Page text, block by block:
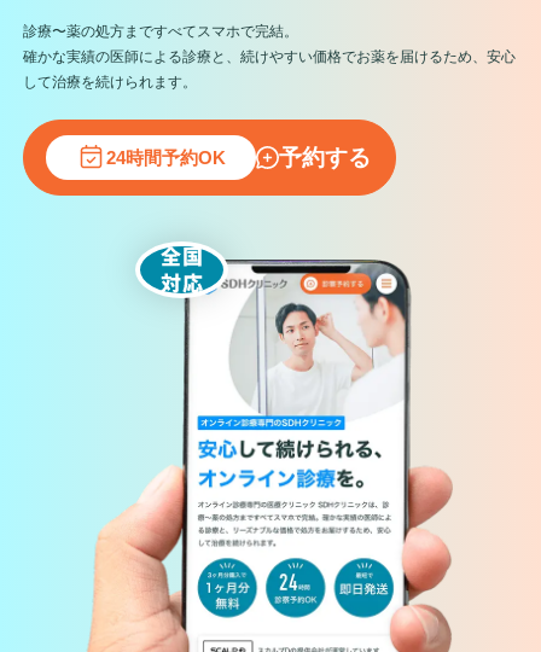
診療〜薬の処方まですべてスマホで完結。
確かな実績の医師による診療と、続けやすい価格でお薬を届けるため、安心
して治療を続けられます。
24時間予約OK 予約する